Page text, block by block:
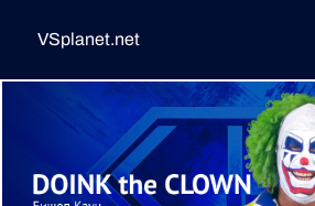
VSplanet.net